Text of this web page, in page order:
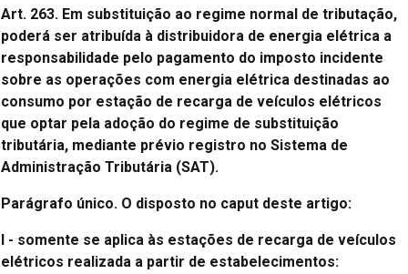
Art. 263. Em substituição ao regime normal de tributação,
poderá ser atribuída à distribuidora de energia elétrica a
responsabilidade pelo pagamento do imposto incidente
sobre as operações com energia elétrica destinadas ao
consumo por estação de recarga de veículos elétricos
que optar pela adoção do regime de substituição
tributária, mediante prévio registro no Sistema de
Administração Tributária (SAT).
Parágrafo único. O disposto no caput deste artigo:
I - somente se aplica às estações de recarga de veículos
elétricos realizada a partir de estabelecimentos: